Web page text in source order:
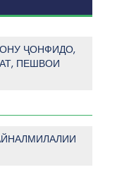
ҶОНФИДО,
ПЕШВОИ